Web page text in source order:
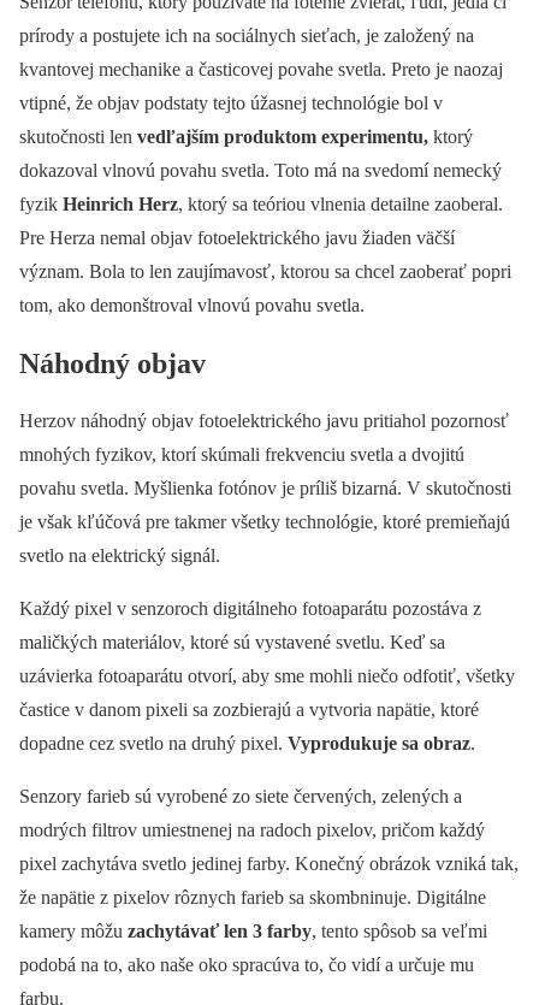
prírody a postujete ich na sociálnych sieťach, je založený na
kvantovej mechanike a časticovej povahe svetla. Preto je naozaj
vtipné, že objav podstaty tejto úžasnej technológie bol v
skutočnosti len vedľajším produktom experimentu, ktorý
dokazoval vlnovú povahu svetla. Toto má na svedomí nemecký
fyzik Heinrich Herz, ktorý sa teóriou vlnenia detailne zaoberal.
Pre Herza nemal objav fotoelektrického javu žiaden väčší
význam. Bola to len zaujímavosť, ktorou sa chcel zaoberať popri
tom, ako demonštroval vlnovú povahu svetla.
Náhodný objav
Herzov náhodný objav fotoelektrického javu pritiahol pozornosť
mnohých fyzikov, ktorí skúmali frekvenciu svetla a dvojitú
povahu svetla. Myšlienka fotónov je príliš bizarná. V skutočnosti
je však kľúčová pre takmer všetky technológie, ktoré premieňajú
svetlo na elektrický signál.
Každý pixel v senzoroch digitálneho fotoaparátu pozostáva z
maličkých materiálov, ktoré sú vystavené svetlu. Keď sa
uzávierka fotoaparátu otvorí, aby sme mohli niečo odfotiť, všetky
častice v danom pixeli sa zozbierajú a vytvoria napätie, ktoré
dopadne cez svetlo na druhý pixel. Vyprodukuje sa obraz.
Senzory farieb sú vyrobené zo siete červených, zelených a
modrých filtrov umiestnenej na radoch pixelov, pričom každý
pixel zachytáva svetlo jedinej farby. Konečný obrázok vzniká tak,
že napätie z pixelov rôznych farieb sa skombninuje. Digitálne
kamery môžu zachytávať len 3 farby, tento spôsob sa veľmi
podobá na to, ako naše oko spracúva to, čo vidí a určuje mu
farbu.